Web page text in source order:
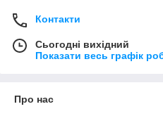
Контакти
Сьогодні вихідний
Показати весь графік
Про нас